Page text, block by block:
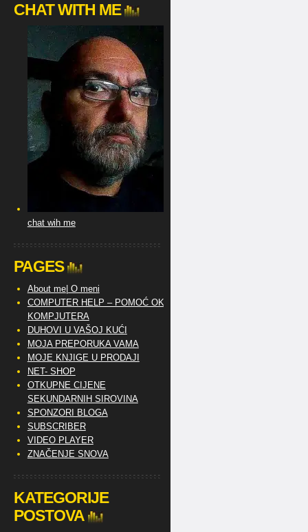
CHAT WITH ME
chat wih me
PAGES
About me| O meni
COMPUTER HELP – POMOĆ OKO
KOMPJUTERA
DUHOVI U VAŠOJ KUĆI
MOJA PREPORUKA VAMA
MOJE KNJIGE U PRODAJI
NET- SHOP
OTKUPNE CIJENE
SEKUNDARNIH SIROVINA
SPONZORI BLOGA
SUBSCRIBER
VIDEO PLAYER
ZNAČENJE SNOVA
KATEGORIJE
POSTOVA